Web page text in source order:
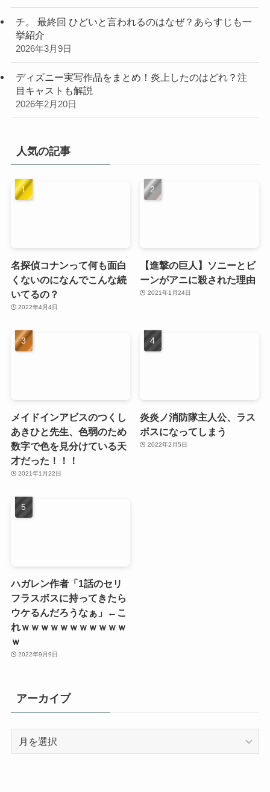
チ。 最終回 ひどいと言われるのはなぜ？あらすじも一
挙紹介
2026年3月9日
ディズニー実写作品をまとめ！炎上したのはどれ？注
目キャストも解説
2026年2月20日
人気の記事
名探偵コナンって何も面白
くないのになんでこんな続
いてるの？
2022年4月4日
【進撃の巨人】ソニーとビ
ーンがアニに殺された理由
2021年1月24日
メイドインアビスのつくし
あきひと先生、色弱のため
数字で色を見分けている天
才だった！！！
2021年1月22日
炎炎ノ消防隊主人公、ラス
ボスになってしまう
2022年2月5日
ハガレン作者「1話のセリ
フラスボスに持ってきたら
ウケるんだろうなぁ」←こ
れｗｗｗｗｗｗｗｗｗｗｗ
ｗ
2022年9月9日
アーカイブ